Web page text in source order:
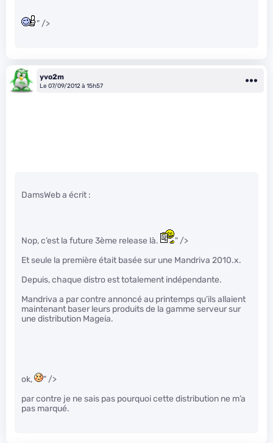
" />
yvo2m
Le 07/09/2012 à 15h57
DamsWeb a écrit :
Nop, c’est la future 3ème release là.
" />
Et seule la première était basée sur une Mandriva 2010.x.
Depuis, chaque distro est totalement indépendante.
Mandriva a par contre annoncé au printemps qu’ils allaient
maintenant baser leurs produits de la gamme serveur sur
une distribution Mageia.
ok,
" />
par contre je ne sais pas pourquoi cette distribution ne m’a
pas marqué.